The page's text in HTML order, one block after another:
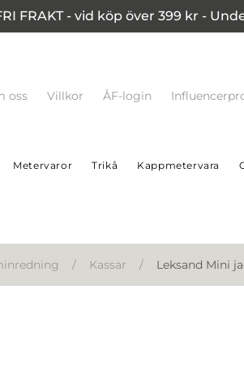
FRAKT - vid köp över 399 kr -
oss Villkor ÅF-login
Metervaror Trikå Kappmetervara
/ Kassar / Leksand Mini